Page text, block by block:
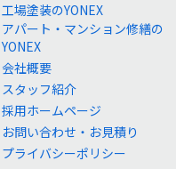
工場塗装のYONEX
アパート・マンション修繕の
YONEX
会社概要
スタッフ紹介
採用ホームページ
お問い合わせ・お見積り
プライバシーポリシー